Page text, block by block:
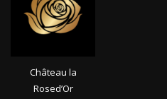
Château la
Rosed’Or